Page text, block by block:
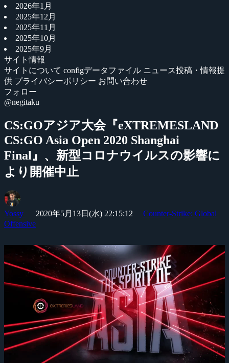
2026年1月
2025年12月
2025年11月
2025年10月
2025年9月
サイト情報
サイトについて configデータファイル ニュース投稿・情報提
供 プライバシーポリシー お問い合わせ
フォロー
@negitaku
CS:GOアジア大会『eXTREMESLAND
CS:GO Asia Open 2020 Shanghai
Final』、新型コロナウイルスの影響に
より開催中止
Yossy 2020年5月13日(水) 22:15:12
Counter-Strike: Global
Offensive